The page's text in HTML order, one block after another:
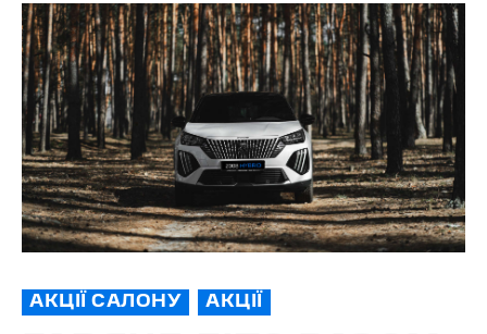
АКЦІЇ САЛОНУ АКЦІЇ